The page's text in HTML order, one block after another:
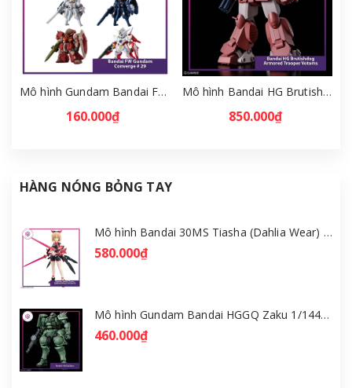
Mô hình Gundam Bandai FW Gundam Converge # 29 Full Set [GDB] [FCH]
160.000₫
Mô hình Bandai HG Brutishdog - Armored Trooper Votoms [GDB] [BHG]
850.000₫
HÀNG NÓNG BỎNG TAY
Mô hình Bandai 30MS Tiasha (Dahlia Wear) [Color B] [GDB] [30MS]
580.000₫
Mô hình Gundam Bandai HGGQ Zaku 1/144 – MSG GQuuuuuuX [GDB] [BHG]
460.000₫